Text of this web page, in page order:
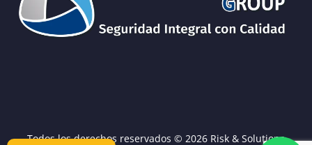
Todos los derechos reservados © 2026 Risk & Solutions